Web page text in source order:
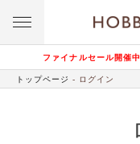
ファイナルセール開催
トップページ ログイン